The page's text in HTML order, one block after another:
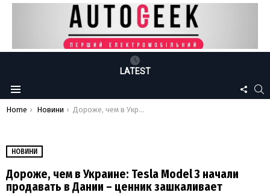
LATEST
Menu
US
You are here:
Home Новини Дороже, чем в Украине: Tesla Model 3 начали продавать в Дании – ценник зашкаливает
НОВИНИ
Дороже, чем в Украине: Tesla Model 3 начали
продавать в Дании – ценник зашкаливает